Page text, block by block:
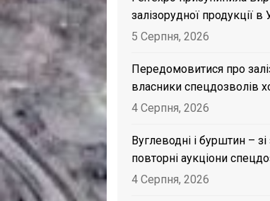
залізорудної продукції в
5 Серпня, 2026
Передомовитися про
власники спецдозволів
4 Серпня, 2026
Вуглеводні і бурштин –
повторні аукціони
4 Серпня, 2026